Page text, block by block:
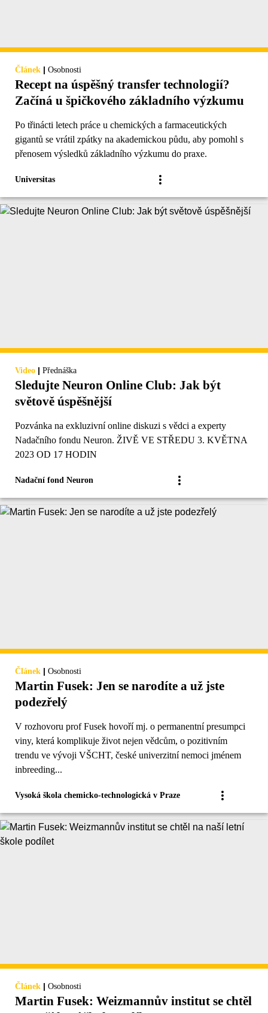
Článek | Osobnosti
Recept na úspěšný transfer technologií?
Začíná u špičkového základního výzkumu
Po třinácti letech práce u chemických a farmaceutických
gigantů se vrátil zpátky na akademickou půdu, aby pomohl s
přenosem výsledků základního výzkumu do praxe.
Universitas
Video | Přednáška
Sledujte Neuron Online Club: Jak být
světově úspěšnější
Pozvánka na exkluzivní online diskuzi s vědci a experty
Nadačního fondu Neuron. ŽIVĚ VE STŘEDU 3. KVĚTNA
2023 OD 17 HODIN
Nadační fond Neuron
Článek | Osobnosti
Martin Fusek: Jen se narodíte a už jste
podezřelý
V rozhovoru prof Fusek hovoří mj. o permanentní presumpci
viny, která komplikuje život nejen vědcům, o pozitivním
trendu ve vývoji VŠCHT, české univerzitní nemoci jménem
inbreeding...
Vysoká škola chemicko-technologická v Praze
Článek | Osobnosti
Martin Fusek: Weizmannův institut se chtěl